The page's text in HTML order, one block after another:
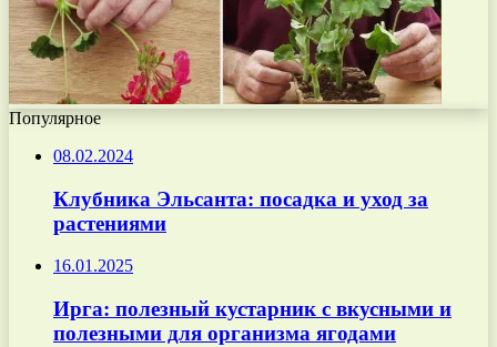
Популярное
08.02.2024
Клубника Эльсанта: посадка и уход за
растениями
16.01.2025
Ирга: полезный кустарник с вкусными и
полезными для организма ягодами